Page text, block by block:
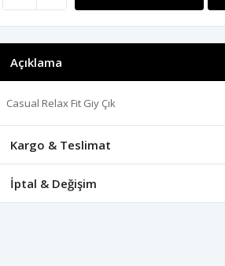
Açıklama
Casual Relax Fit Giy Çık
Kargo & Teslimat
İptal & Değişim